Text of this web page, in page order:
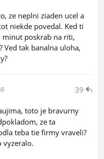
ze neplni ziaden ucel a
niekde povedal. Ked ti
minut poskrab na riti,
Ved tak banalna uloha,
39
toto je bravurny
ze ta
teba tie firmy vraveli?
vyzeralo.